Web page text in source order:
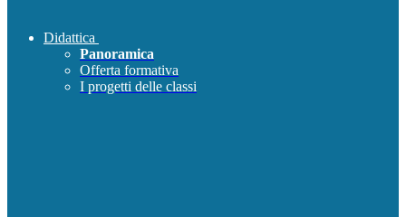
Didattica
Panoramica
Offerta formativa
I progetti delle classi